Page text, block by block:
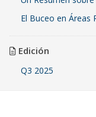
El Buceo en Áreas
Edición
Q3 2025